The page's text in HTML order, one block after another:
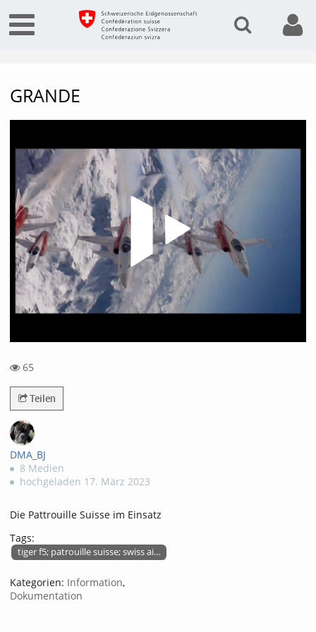
GRANDE
65
Teilen
DMA_BJ
8 Medien
hochgeladen 17. März 2023
Die Pattrouille Suisse im Einsatz
Tags:
tiger f5; patrouille suisse; swiss air force
Kategorien: Information,
Dokumentation